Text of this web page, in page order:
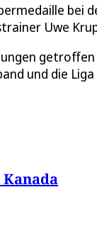
bei
Uwe
und die